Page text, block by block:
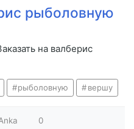
рыболовную
на валберис
рыболовную вершу
0